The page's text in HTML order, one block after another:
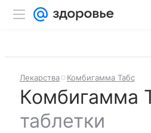
Лекарства Комбигамма Табс
Комбигамма
таблетки